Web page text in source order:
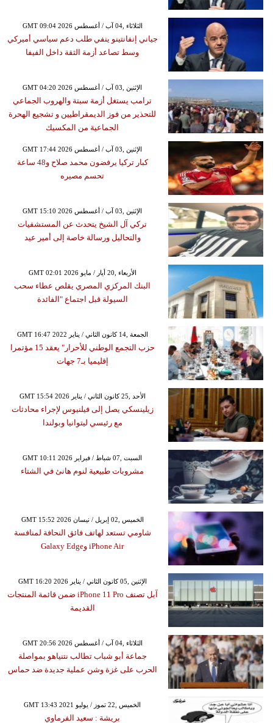
GMT 09:04 2026 الثلاثاء ,04 آب / أغسطس
جياني إنفانتينو ينفي طلب دعم سياسي أميركي
وسط تصاعد أزمة الثقة داخل الفيفا
GMT 04:20 2026 الإثنين ,03 آب / أغسطس
ترامب يستغل أزمة سبتة والهروب الجماعي
للتحذير من فوز الديمقراطيين و تشجيع الهحرة
الجماعية من المكسيك
GMT 17:44 2026 الإثنين ,03 آب / أغسطس
كبار تركيا يرفضون محمد صلاح و48 ساعة
تحسم مصيره
GMT 15:10 2026 الإثنين ,03 آب / أغسطس
تركي آل الشيخ يتحدث عن المستشفيات
والتحاليل ورسالة خاصة إلى أمير عيد
GMT 02:01 2026 الأربعاء ,20 أيار / مايو
البنك المركزي المصري يقلص عطاء سحب
السيولة قبل اجتماع "الفائدة
GMT 16:47 2022 الجمعة ,14 كانون الثاني / يناير
حزب التجمع الوطني للأحرار" يعقد 15 مؤتمرا
إقليميا بـ7 جهات
GMT 15:54 2026 الأحد ,25 كانون الثاني / يناير
زيلينسكي يصل إلى فيلنيوس لإجراء محادثات
مع رئيسي ليتوانيا وبولندا
GMT 10:11 2026 السبت ,07 شباط / فبراير
مشروبات طبيعية لنوم هانئ في الشتاء
GMT 15:52 2026 الخميس ,02 إبريل / نيسان
شاومي تستعد لهاتف فائق النحافة لمنافسة
iPhone Air وGalaxy Edge
GMT 16:20 2026 الإثنين ,05 كانون الثاني / يناير
آبل تصنف iPhone 11 Pro ضمن قائمة المنتجات
القديمة
GMT 20:56 2026 الثلاثاء ,04 آب / أغسطس
جماعة أبو شباب تطالب نتنياهو بمواصلة
الحرب على غزة وشن عملية جديدة ضد حماس
GMT 13:43 2021 الخميس ,22 تموز / يوليو
بريشة : سعيد الفرماوي